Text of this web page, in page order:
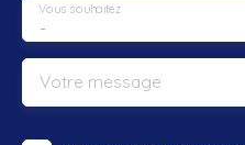
-
Vous souhaitez
Votre message